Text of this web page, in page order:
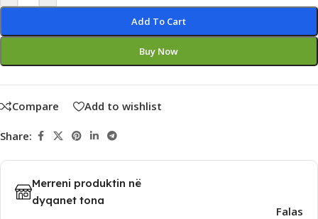
Add To Cart
Buy Now
Compare Add to wishlist
Share:
Merreni produktin në
dyqanet tona
Falas